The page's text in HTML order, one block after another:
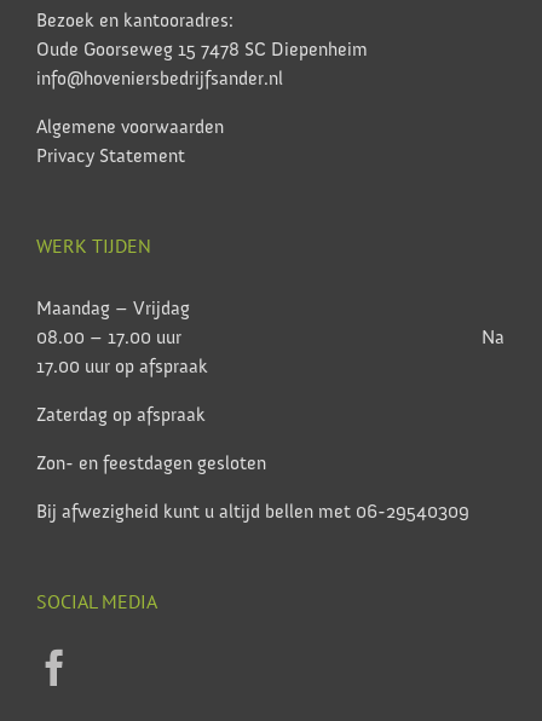
Bezoek en kantooradres:
Oude Goorseweg 15 7478 SC Diepenheim
info@hoveniersbedrijfsander.nl
Algemene voorwaarden
Privacy Statement
WERK TIJDEN
Maandag – Vrijdag
08.00 – 17.00 uur Na
17.00 uur op afspraak
Zaterdag op afspraak
Zon- en feestdagen gesloten
Bij afwezigheid kunt u altijd bellen met 06-29540309
SOCIAL MEDIA